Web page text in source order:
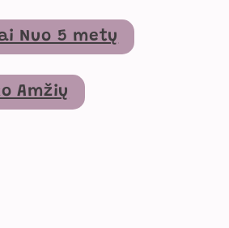
Nuo 5 metų
Amžių